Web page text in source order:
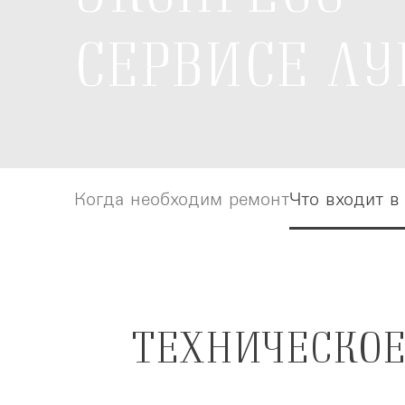
Когда необходим ремонтЧто входит
Когда необходим ремонтЧто входит